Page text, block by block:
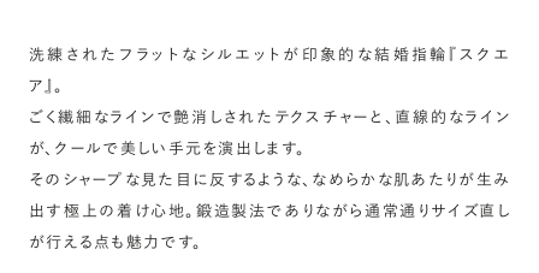
指輪の内側に、誕生石やピンクダイヤモンドなど、お好みの
宝石を選んでセッティングすることができます。ショッピング
カート画面で、お好みの宝石をお選びください (有料)。
詳しく見る
洗練されたフラットなシルエットが印象的な結婚指輪『スクエ
ア』。
ごく繊細なラインで艶消しされたテクスチャーと、直線的なライン
が、クールで美しい手元を演出します。
そのシャープな見た目に反するような、なめらかな肌あたりが生み
出す極上の着け心地。鍛造製法でありながら通常通りサイズ直し
が行える点も魅力です。